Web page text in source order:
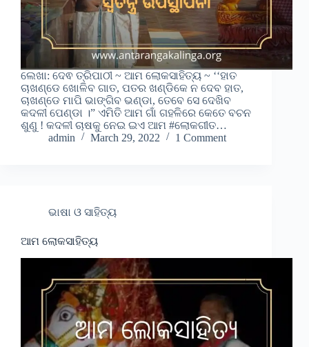
ଲେଖା: ଦେଵ ତ୍ରିପାଠୀ ~ ଆମ ଲୋକସାହିତ୍ୟ ~ ‘‘ହାତ
ଚାଖଣ୍ଡେ ଖୋଳିବ ଗାତ, ପତର ଖଣ୍ଡିକେ ନ ଦେବ ହାତ,
ଚାଖଣ୍ଡେ ମାପି ଭାଙ୍ଗିବ ଭଣ୍ଡା, ତେବେ ସେ ଦେଖିବ
କଦଳୀ ପେଣ୍ଡା ।” ଏମିତି ଆମ ଗାଁ ଗହଳିରେ କେତେ ବଚନ
ଶୁଣୁ ! କଦଳୀ ଚାଷକୁ ନେଇ ଇଏ ଆମ #ଲୋକଗୀତ…
admin
March 29, 2022 1 Comment
ଭାଷା ଓ ସାହିତ୍ୟ
ଆମ ଲୋକସାହିତ୍ୟ